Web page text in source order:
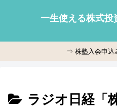
一生使える株式投
⇒ 株塾入会申込
ラジオ日経「